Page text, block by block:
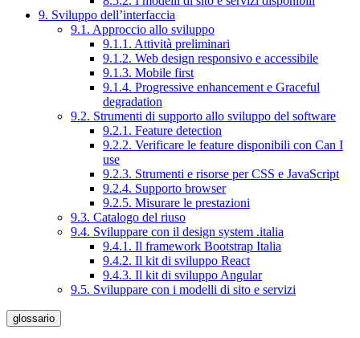
9. Sviluppo dell’interfaccia
9.1. Approccio allo sviluppo
9.1.1. Attività preliminari
9.1.2. Web design responsivo e accessibile
9.1.3. Mobile first
9.1.4. Progressive enhancement e Graceful
degradation
9.2. Strumenti di supporto allo sviluppo del software
9.2.1. Feature detection
9.2.2. Verificare le feature disponibili con Can I
use
9.2.3. Strumenti e risorse per CSS e JavaScript
9.2.4. Supporto browser
9.2.5. Misurare le prestazioni
9.3. Catalogo del riuso
9.4. Sviluppare con il design system .italia
9.4.1. Il framework Bootstrap Italia
9.4.2. Il kit di sviluppo React
9.4.3. Il kit di sviluppo Angular
9.5. Sviluppare con i modelli di sito e servizi
glossario